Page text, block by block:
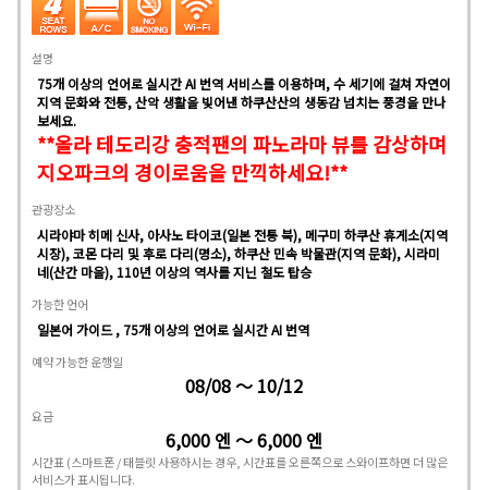
설명
75개 이상의 언어로 실시간 AI 번역 서비스를 이용하며, 수 세기에 걸쳐 자연이
지역 문화와 전통, 산악 생활을 빚어낸 하쿠산산의 생동감 넘치는 풍경을 만나
보세요.
**올라 테도리강 충적팬의 파노라마 뷰를 감상하며
지오파크의 경이로움을 만끽하세요!**
관광장소
시라야마 히메 신사, 아사노 타이코(일본 전통 북), 메구미 하쿠산 휴게소(지역
시장), 코몬 다리 및 후로 다리(명소), 하쿠산 민속 박물관(지역 문화), 시라미
네(산간 마을), 110년 이상의 역사를 지닌 철도 탑승
가능한 언어
일본어 가이드 , 75개 이상의 언어로 실시간 AI 번역
예약 가능한 운행일
08/08 ～ 10/12
요금
6,000 엔 ～ 6,000 엔
시간표 (스마트폰 / 태블릿 사용하시는 경우, 시간표를 오른쪽으로 스와이프하면 더 많은
서비스가 표시됩니다.